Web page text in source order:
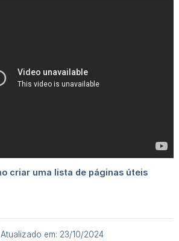
Atualizado em: 23/10/2024